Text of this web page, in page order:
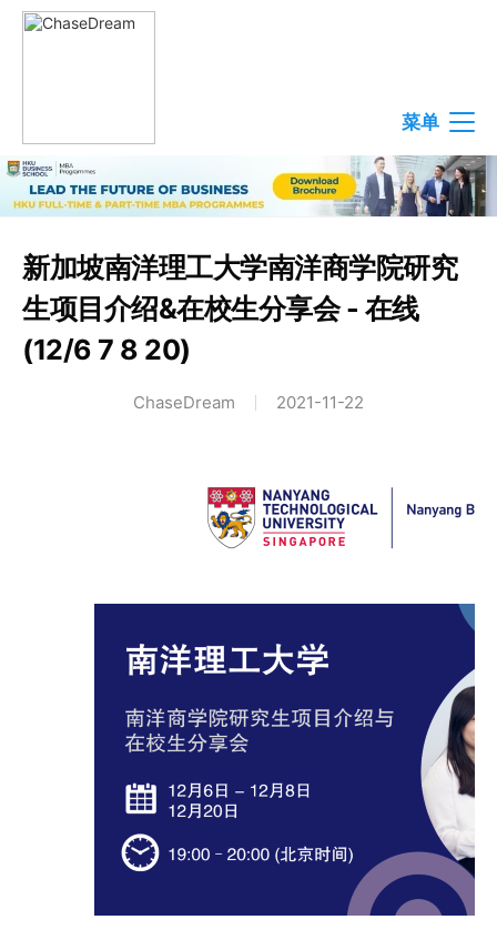
菜单
新加坡南洋理工大学南洋商学院研究
生项目介绍&在校生分享会 - 在线
(12/6 7 8 20)
ChaseDream 2021-11-22